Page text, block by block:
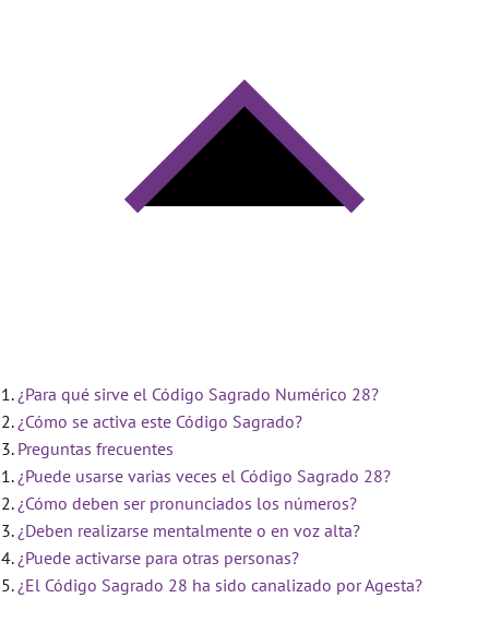
¿Para qué sirve el Código Sagrado Numérico 28?
¿Cómo se activa este Código Sagrado?
Preguntas frecuentes
¿Puede usarse varias veces el Código Sagrado 28?
¿Cómo deben ser pronunciados los números?
¿Deben realizarse mentalmente o en voz alta?
¿Puede activarse para otras personas?
¿El Código Sagrado 28 ha sido canalizado por Agesta?